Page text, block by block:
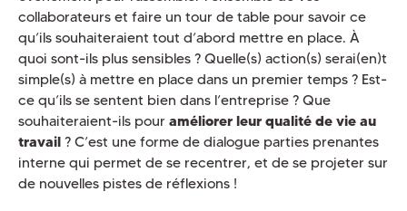
collaborateurs et faire un tour de table pour savoir ce
qu’ils souhaiteraient tout d’abord mettre en place. À
quoi sont-ils plus sensibles ? Quelle(s) action(s) serai(en)t
simple(s) à mettre en place dans un premier temps ? Est-
ce qu’ils se sentent bien dans l’entreprise ? Que
souhaiteraient-ils pour améliorer leur qualité de vie au
travail ? C’est une forme de dialogue parties prenantes
interne qui permet de se recentrer, et de se projeter sur
de nouvelles pistes de réflexions !